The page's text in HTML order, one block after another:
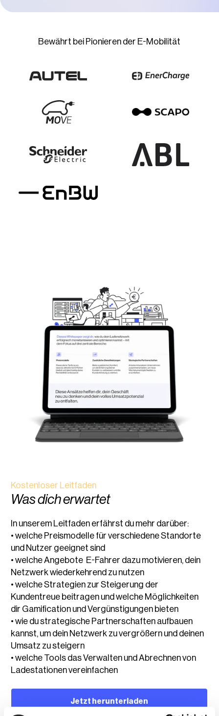
Bewährt bei Pionieren der E-Mobilität
Kostenloser Leitfaden
Was dich erwartet
In unserem Leitfaden erfährst du mehr darüber:
• welche Preismodelle für verschiedene Standorte
und Nutzer geeignet sind
• welche Angebote E-Fahrer dazu motivieren, dein
Netzwerk wiederkehrend zu nutzen
• welche Strategien zur Steigerung der
Kundentreue beitragen und welche Möglichkeiten
dir Gamification und Vergünstigungen bieten
• wie du strategische Partnerschaften aufbauen
kannst, um dein Netzwerk zu vergrößern und deinen
Umsatz zu steigern
• welche Tools das Verwalten und Abrechnen von
Ladestationen vereinfachen
Jetzt herunterladen